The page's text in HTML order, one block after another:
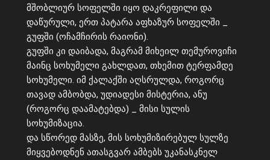
მშობლიურ სოფელში იყო დაკრეფილი და
დაწურული, ერთ პატარა აფხაზურ სოფელში _
გუფში (ოჩამჩირის რაიონი).
გუფში კი დაიბადა, მაგრამ მიხეილ თემუროვიჩი
მაინც სოხუმელი გახლდათ, თხემით ტერფამდე
სოხუმელი. იმ ქალაქში აღსრულდა, როგორც
თავად ამბობდა, უდიადესი მისტერია, ანუ
(როგორც დაამატებდა) _ მისი სულის
სოხუმიზაცია.
და სწორედ მასზე, მის სოხუმიზირებულ სულზე
მიყვებოდნენ ათასგვარ ამბებს უკანასკნელ